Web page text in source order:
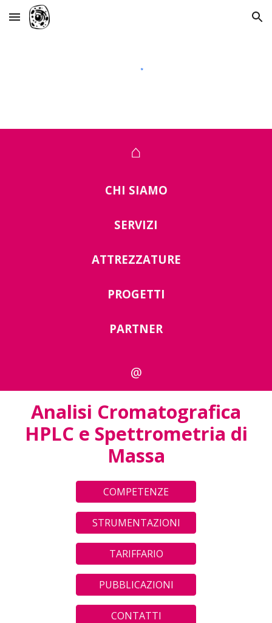
Skip to main content Skip to navigation
⌂
CHI SIAMO
SERVIZI
ATTREZZATURE
PROGETTI
PARTNER
@
Analisi Cromatografica
HPLC e Spettrometria di
Massa
COMPETENZE
STRUMENTAZIONI
TARIFFARIO
PUBBLICAZIONI
CONTATTI